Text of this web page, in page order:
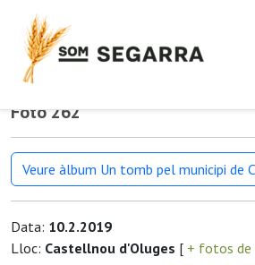
Foto 262
Veure àlbum Un tomb pel municipi de
Data: 10.2.2019
Lloc: Castellnou d'Oluges [ + fotos de